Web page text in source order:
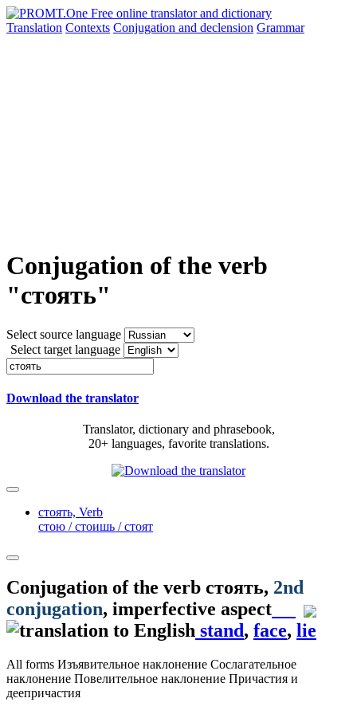
Translation Contexts Conjugation and declension Grammar
Conjugation of the verb
"стоять"
Select source language
Select target language
Download the translator
Translator, dictionary and phrasebook,
20+ languages, favorite translations.
стоять, Verb
стою / стоишь / стоят
Conjugation of the verb стоять, 2nd
conjugation, imperfective aspect
stand, face, lie
All forms Изъявительное наклонение Сослагательное
наклонение Повелительное наклонение Причастия и
деепричастия